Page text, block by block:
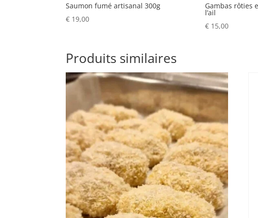
Saumon fumé artisanal 300g
€ 19,00
Gambas rôties
l’ail
€15,00
Produits similaires